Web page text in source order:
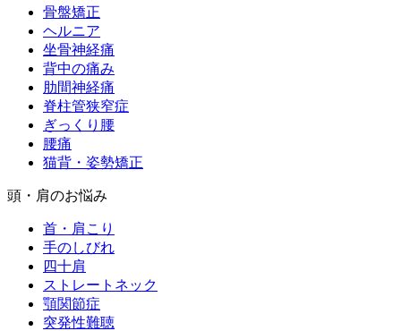
骨盤矯正
ヘルニア
坐骨神経痛
背中の痛み
肋間神経痛
脊柱管狭窄症
ぎっくり腰
腰痛
猫背・姿勢矯正
頭・肩のお悩み
首・肩こり
手のしびれ
四十肩
ストレートネック
顎関節症
突発性難聴